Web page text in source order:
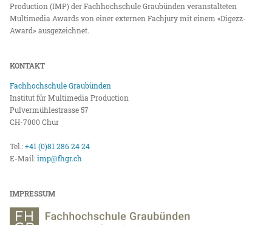
Production (IMP) der Fachhochschule Graubünden veranstalteten
Multimedia Awards von einer externen Fachjury mit einem «Digezz-
Award» ausgezeichnet.
KONTAKT
Fachhochschule Graubünden
Institut für Multimedia Production
Pulvermühlestrasse 57
CH-7000 Chur
Tel.:+41 (0)81 286 24 24
E-Mail:imp@fhgr.ch
IMPRESSUM